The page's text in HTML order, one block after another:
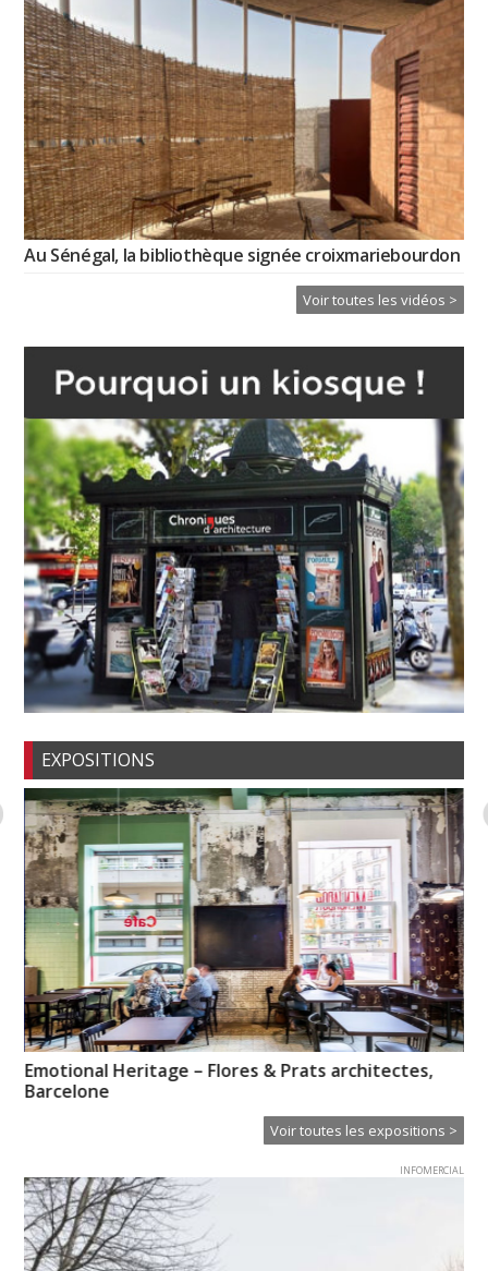
Au Sénégal, la bibliothèque signée croixmariebourdon
Voir toutes les vidéos >
EXPOSITIONS
Emotional Heritage – Flores & Prats architectes,
Barcelone
Voir toutes les expositions >
INFOMERCIAL